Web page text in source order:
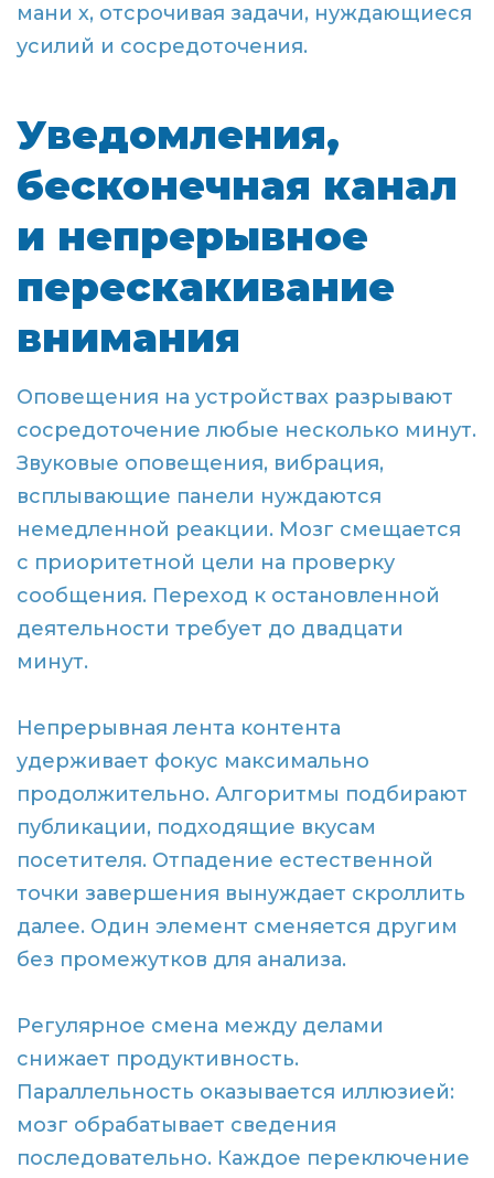
мани х, отсрочивая задачи, нуждающиеся
усилий и сосредоточения.
Уведомления,
бесконечная канал
и непрерывное
перескакивание
внимания
Оповещения на устройствах разрывают
сосредоточение любые несколько минут.
Звуковые оповещения, вибрация,
всплывающие панели нуждаются
немедленной реакции. Мозг смещается
с приоритетной цели на проверку
сообщения. Переход к остановленной
деятельности требует до двадцати
минут.
Непрерывная лента контента
удерживает фокус максимально
продолжительно. Алгоритмы подбирают
публикации, подходящие вкусам
посетителя. Отпадение естественной
точки завершения вынуждает скроллить
далее. Один элемент сменяется другим
без промежутков для анализа.
Регулярное смена между делами
снижает продуктивность.
Параллельность оказывается иллюзией:
мозг обрабатывает сведения
последовательно. Каждое переключение